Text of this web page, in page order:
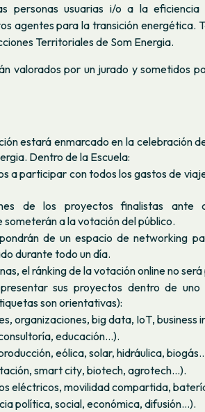
personas usuarias i/o a la eficiencia
agentes para la transición energética.
Territoriales de Som Energia.
valorados por un jurado y sometidos
estará enmarcado en la celebración
Dentro de la Escuela:
a participar con todos los gastos de
de los proyectos finalistas
someterán a la votación del público.
de un espacio denetworking
durante todo un día.
el ránking de la votación online no será
sus proyectos dentro de
son orientativas):
organizaciones,big data, IoT, business
educación…).
eólica, solar, hidráulica,
smart city, biotech, agrotech…).
eléctricos, movilidad compartida,
política, social, económica, difusión…).